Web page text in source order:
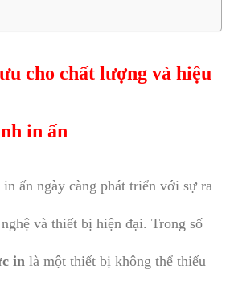
cho chất lượng và hiệu
in ấn
ấn ngày càng phát triển với sự ra
và thiết bị hiện đại. Trong số
in là một thiết bị không thể thiếu